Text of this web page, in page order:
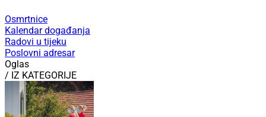
Osmrtnice
Kalendar događanja
Radovi u tijeku
Poslovni adresar
Oglas
/ IZ KATEGORIJE